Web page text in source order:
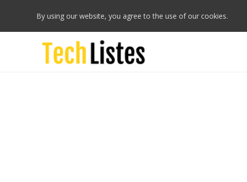
By using our website, you agree to the use of our cookies.